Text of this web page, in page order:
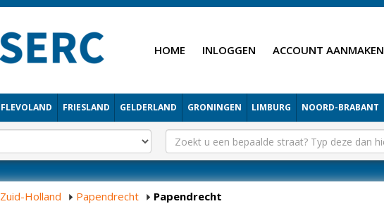
HOME INLOGGEN ACCOUNT AANMAKEN
FLEVOLAND FRIESLAND GELDERLAND GRONINGEN LIMBURG NOORD-BRABANT
Zuid-Holland Papendrecht Papendrecht